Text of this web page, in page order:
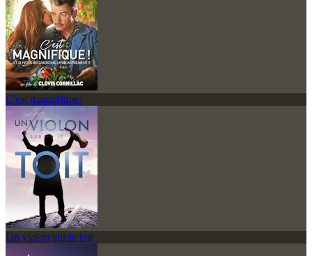
C'est magnifique!
Un violon sur le toit